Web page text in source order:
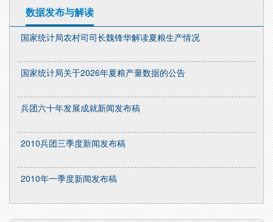
数据发布与解读
国家统计局农村司司长魏锋华解读夏粮生产情况
国家统计局关于2026年夏粮产量数据的公告
兵团六十年发展成就新闻发布稿
2010兵团三季度新闻发布稿
2010年一季度新闻发布稿